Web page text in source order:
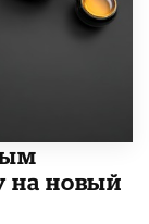
на новый